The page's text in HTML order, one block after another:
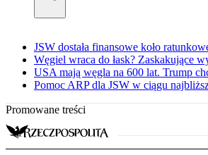
JSW dostała finansowe koło
Węgiel wraca do łask? Zaskakujące
USA mają węgla na 600 lat. Trump
Pomoc ARP dla JSW w ciągu
Promowane treści